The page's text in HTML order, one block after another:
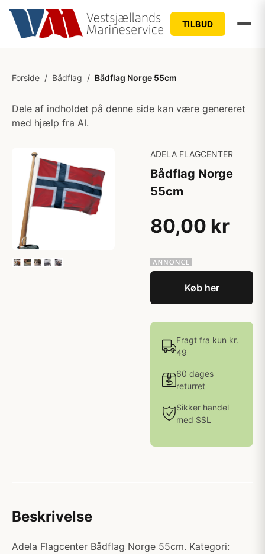
TILBUD
Forside / Bådflag / Bådflag Norge 55cm
Dele af indholdet på denne side kan være genereret
med hjælp fra AI.
ADELA FLAGCENTER
Bådflag Norge
55cm
80,00 kr
Køb her
Fragt fra kun kr.
49
60 dages
returret
Sikker handel
med SSL
Beskrivelse
Adela Flagcenter Bådflag Norge 55cm. Kategori: